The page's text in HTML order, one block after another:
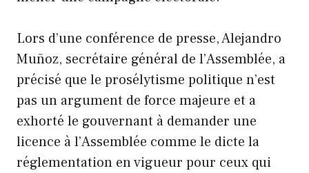
Lors d’une conférence de presse, Alejandro
Muñoz, secrétaire général de l’Assemblée, a
précisé que le prosélytisme politique n’est
pas un argument de force majeure et a
exhorté le gouvernant à demander une
licence à l’Assemblée comme le dicte la
réglementation en vigueur pour ceux qui